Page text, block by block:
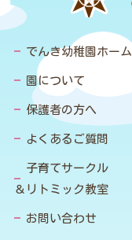
でんき幼稚園ホーム
園について
保護者の方へ
よくあるご質問
子育てサークル
＆リトミック教室
お問い合わせ